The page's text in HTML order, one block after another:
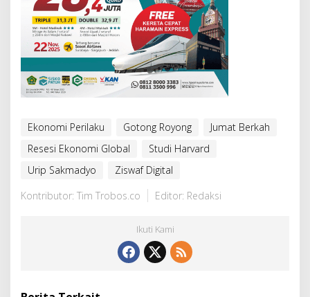
Ekonomi Perilaku Gotong Royong
Jumat Berkah
Resesi Ekonomi Global
Studi Harvard
Urip Sakmadyo
Ziswaf Digital
Kontributor: Tim Trobos.co
Editor: Redaksi
Ikuti Kami